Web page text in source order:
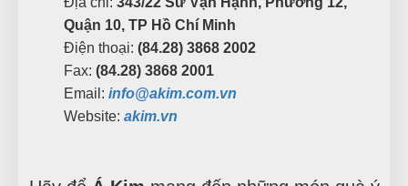
Quận 10, TP Hồ Chí Minh
Điện thoại: (84.28) 3868 2002
Fax: (84.28) 3868 2001
Email: info@akim.com.vn
Website: akim.vn